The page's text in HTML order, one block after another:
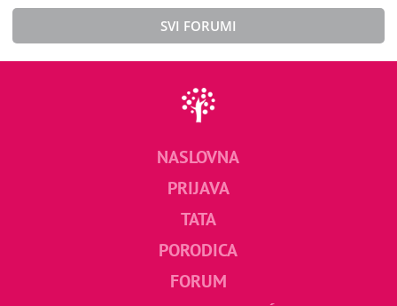
SVI FORUMI
NASLOVNA
PRIJAVA
TATA
PORODICA
FORUM